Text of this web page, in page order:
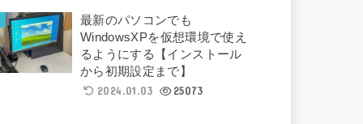
最新のパソコンでも
WindowsXPを仮想環境で使え
るようにする【インストール
から初期設定まで】
2024.01.03
25073